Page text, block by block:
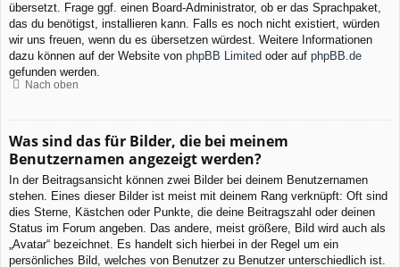
übersetzt. Frage ggf. einen Board-Administrator, ob er das Sprachpaket,
das du benötigst, installieren kann. Falls es noch nicht existiert, würden
wir uns freuen, wenn du es übersetzen würdest. Weitere Informationen
dazu können auf der Website von phpBB Limited oder auf phpBB.de
gefunden werden.
Nach oben
Was sind das für Bilder, die bei meinem
Benutzernamen angezeigt werden?
In der Beitragsansicht können zwei Bilder bei deinem Benutzernamen
stehen. Eines dieser Bilder ist meist mit deinem Rang verknüpft: Oft sind
dies Sterne, Kästchen oder Punkte, die deine Beitragszahl oder deinen
Status im Forum angeben. Das andere, meist größere, Bild wird auch als
„Avatar“ bezeichnet. Es handelt sich hierbei in der Regel um ein
persönliches Bild, welches von Benutzer zu Benutzer unterschiedlich ist.